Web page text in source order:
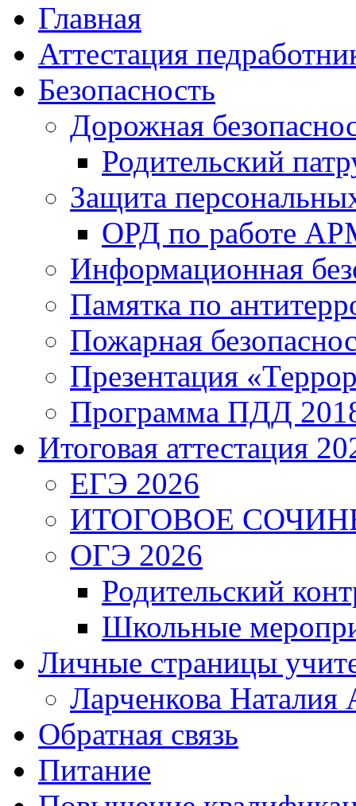
Главная
Аттестация
Безопасность
Дорожная
Родительский
Защита
ОРД по работе
Информационная
Памятка по
Пожарная
Презентация
Программа ПДД
Итоговая аттестация
ЕГЭ 2026
ИТОГОВОЕ
ОГЭ 2026
Родительский
Школьные
Личные страницы
Ларченкова Наталия
Обратная связь
Питание